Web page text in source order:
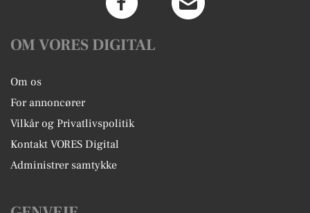
OM VORES DIGITAL
Om os
For annoncører
Vilkår og Privatlivspolitik
Kontakt VORES Digital
Administrer samtykke